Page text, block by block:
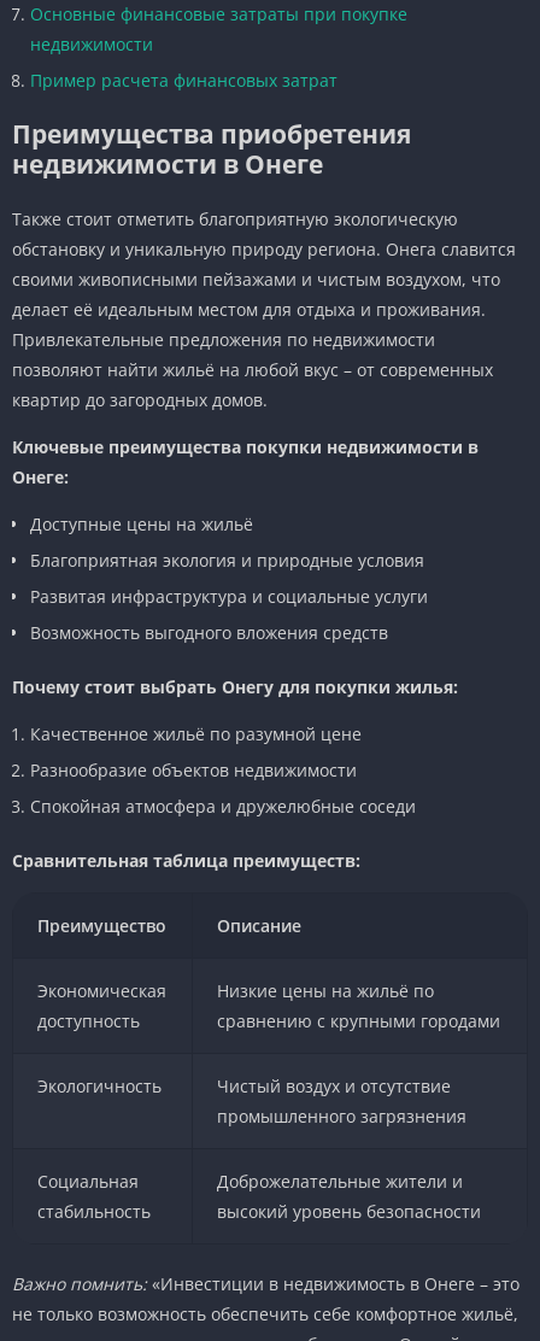
Основные финансовые затраты при покупке
недвижимости
Пример расчета финансовых затрат
Преимущества приобретения
недвижимости в Онеге
Также стоит отметить благоприятную экологическую
обстановку и уникальную природу региона. Онега славится
своими живописными пейзажами и чистым воздухом, что
делает её идеальным местом для отдыха и проживания.
Привлекательные предложения по недвижимости
позволяют найти жильё на любой вкус – от современных
квартир до загородных домов.
Ключевые преимущества покупки недвижимости в
Онеге:
Доступные цены на жильё
Благоприятная экология и природные условия
Развитая инфраструктура и социальные услуги
Возможность выгодного вложения средств
Почему стоит выбрать Онегу для покупки жилья:
Качественное жильё по разумной цене
Разнообразие объектов недвижимости
Спокойная атмосфера и дружелюбные соседи
Сравнительная таблица преимуществ:
Преимущество Описание
Экономическая
доступность
Низкие цены на жильё по
сравнению с крупными городами
Экологичность
Чистый воздух и отсутствие
промышленного загрязнения
Социальная
стабильность
Доброжелательные жители и
высокий уровень безопасности
Важно помнить:«Инвестиции в недвижимость в Онеге – это
не только возможность обеспечить себе комфортное жильё,